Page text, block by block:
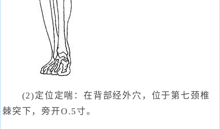
(2)定位定喘：在背部经外穴，位于第七颈椎
棘突下，旁开O.5寸。